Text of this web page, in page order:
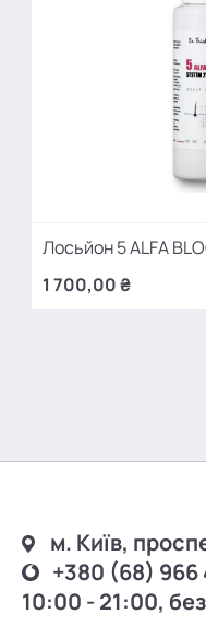
Лосьйон 5 ALFA
1 700,00 ₴
м. Київ,
+380 (68) 966
10:00 - 21:00,